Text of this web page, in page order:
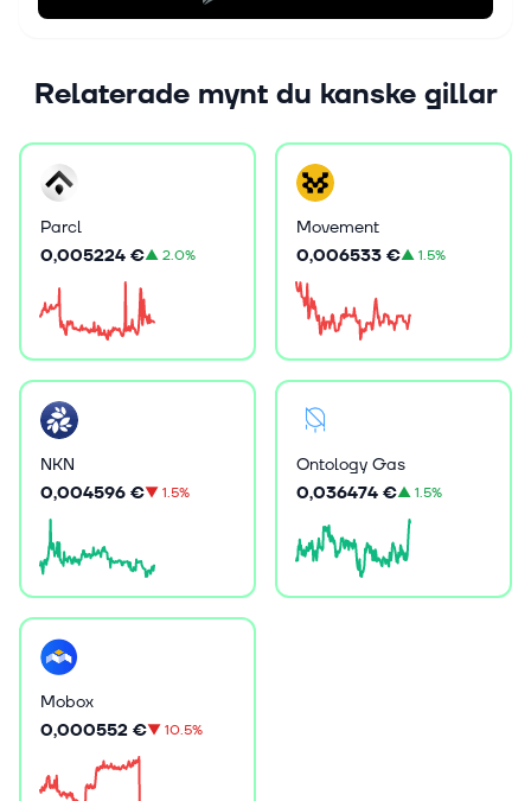
Relaterade mynt du kanske gillar
Parcl
0,005224 €▲2.0%
Movement
0,006533 €▲1.5%
NKN
0,004596 €▼1.5%
Ontology Gas
0,036474 €▲1.5%
Mobox
0,000552 €▼10.5%